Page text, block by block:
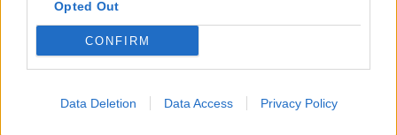
Opted Out
CONFIRM
Data Deletion Data Access Privacy Policy
Fogars De La Selva
Maçanet De La Selvaen a 9,25 Km del punto 9
en a 10,72 Km del punto 10
Hostalricen a 9,35 Km del punto 11
Sant Feliu De Buixalleu en a 7,54 Km del punto 13
en a 7,27 Km del punto 14